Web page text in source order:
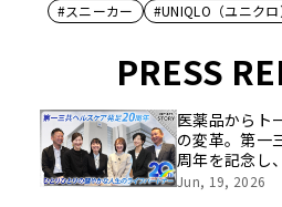
#スニーカー
#UNIQLO（ユニクロ
PRESS
医薬品からト
の変革。第一
周年を記念し
挑戦の舞台や
Jun, 19, 2026